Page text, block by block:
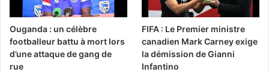
Ouganda : un célèbre
footballeur battu à mort lors
d’une attaque de gang de
rue
FIFA : Le Premier ministre
canadien Mark Carney exige
la démission de Gianni
Infantino